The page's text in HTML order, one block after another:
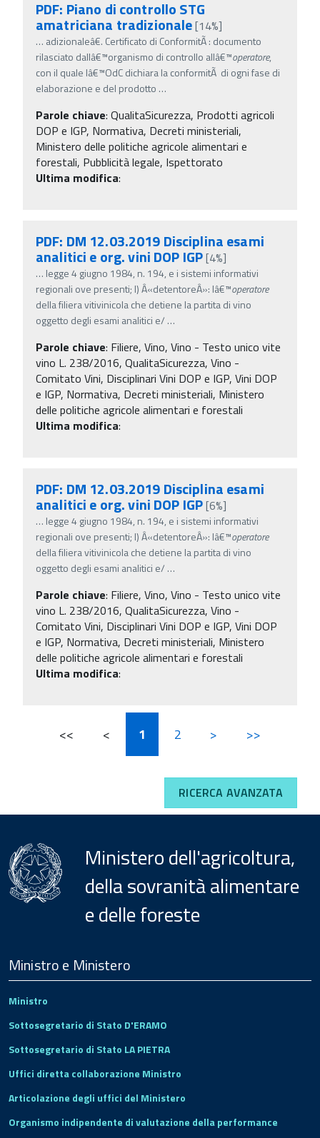
PDF: Piano di controllo STG
amatriciana tradizionale[14%]
… adizionaleâ€. Certificato di ConformitÃ : documento
rilasciato dallâ€™organismo di controllo allâ€™operatore,
con il quale lâ€™OdC dichiara la conformitÃ di ogni fase di
elaborazione e del prodotto …
Parole chiave: QualitaSicurezza, Prodotti agricoli
DOP e IGP, Normativa, Decreti ministeriali,
Ministero delle politiche agricole alimentari e
forestali, Pubblicità legale, Ispettorato
Ultima modifica:
PDF: DM 12.03.2019 Disciplina esami
analitici e org. vini DOP IGP[4%]
… legge 4 giugno 1984, n. 194, e i sistemi informativi
regionali ove presenti; l) Â«detentoreÂ»: lâ€™operatore
della filiera vitivinicola che detiene la partita di vino
oggetto degli esami analitici e/ …
Parole chiave: Filiere, Vino, Vino - Testo unico vite
vino L. 238/2016, QualitaSicurezza, Vino -
Comitato Vini, Disciplinari Vini DOP e IGP, Vini DOP
e IGP, Normativa, Decreti ministeriali, Ministero
delle politiche agricole alimentari e forestali
Ultima modifica:
PDF: DM 12.03.2019 Disciplina esami
analitici e org. vini DOP IGP[6%]
… legge 4 giugno 1984, n. 194, e i sistemi informativi
regionali ove presenti; l) Â«detentoreÂ»: lâ€™operatore
della filiera vitivinicola che detiene la partita di vino
oggetto degli esami analitici e/ …
Parole chiave: Filiere, Vino, Vino - Testo unico vite
vino L. 238/2016, QualitaSicurezza, Vino -
Comitato Vini, Disciplinari Vini DOP e IGP, Vini DOP
e IGP, Normativa, Decreti ministeriali, Ministero
delle politiche agricole alimentari e forestali
Ultima modifica:
<< < 1 2 > >>
RICERCA AVANZATA
Ministero dell'agricoltura,
della sovranità alimentare
e delle foreste
Footer
Ministro e Ministero
Ministro
Sottosegretario di Stato D'ERAMO
Sottosegretario di Stato LA PIETRA
Uffici diretta collaborazione Ministro
Articolazione degli uffici del Ministero
Organismo indipendente di valutazione della performance